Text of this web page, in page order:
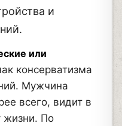
и
или
консерватизма
Мужчина
всего, видит в
жизни. По